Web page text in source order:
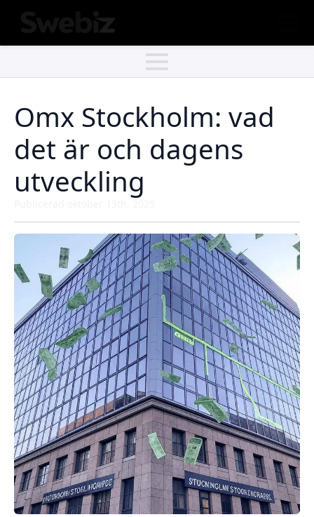
Omx Stockholm: vad
det är och dagens
utveckling